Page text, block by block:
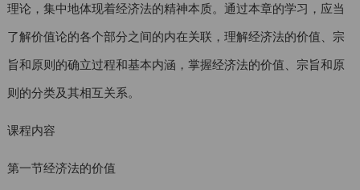
理论，集中地体现着经济法的精神本质。通过本章的学习，应当
了解价值论的各个部分之间的内在关联，理解经济法的价值、宗
旨和原则的确立过程和基本内涵，掌握经济法的价值、宗旨和原
则的分类及其相互关系。
课程内容
第一节经济法的价值